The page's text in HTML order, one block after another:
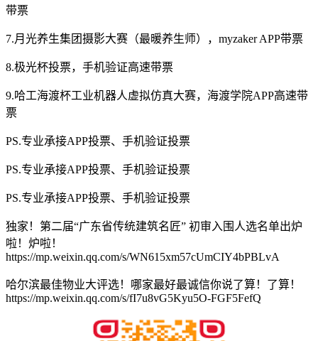
带票
7.月光养生集团摄影大赛（最暖养生师），myzaker APP带票
8.极光杯投票，手机验证高速带票
9.哈工海渡杯工业机器人虚拟仿真大赛，海渡学院APP高速带
票
PS.专业承接APP投票、手机验证投票
PS.专业承接APP投票、手机验证投票
PS.专业承接APP投票、手机验证投票
️独家！第二届“广东省传统建筑名匠” 初审入围人选名单出炉
啦！炉啦！
https://mp.weixin.qq.com/s/WN615xm57cUmCIY4bPBLvA
️哈尔滨最佳物业大评选！哪家最好最诚信你说了算！了算！
https://mp.weixin.qq.com/s/fI7u8vG5Kyu5O-FGF5FefQ